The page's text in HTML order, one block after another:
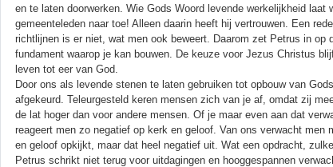
en te laten doorwerken. Wie Gods Woord levende werkelijkheid
gemeenteleden naar toe! Alleen daarin heeft hij vertrouwen. Een
richtlijnen is er niet, wat men ook beweert. Daarom zet Petrus in
fundament waarop je kan bouwen. De keuze voor Jezus Christus
leven tot eer van God.
Door ons als levende stenen te laten gebruiken tot opbouw van
afgekeurd. Teleurgesteld keren mensen zich van je af, omdat zij
de lat hoger dan voor andere mensen. Of je maar even aan dat
reageert men zo negatief op kerk en geloof. Van ons verwacht
en geloof opkijkt, maar dat heel negatief uit. Wat een opdracht,
Petrus schrikt niet terug voor uitdagingen en hooggespannen